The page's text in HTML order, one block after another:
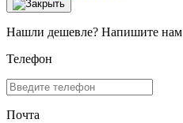
Нашли дешевле? Напишите нам
Телефон
Почта